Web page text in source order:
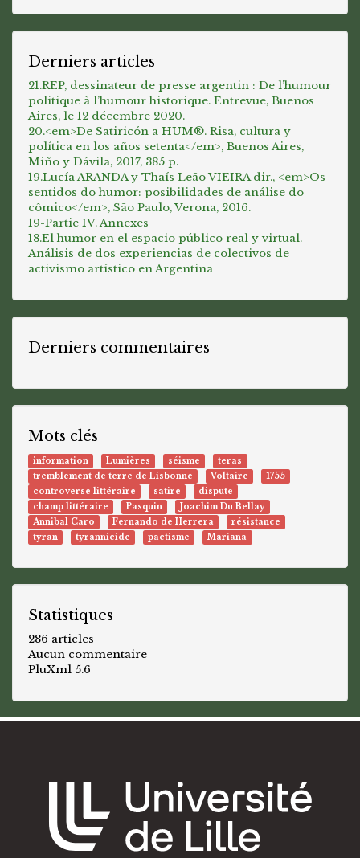
Derniers articles
21.REP, dessinateur de presse argentin : De l’humour
politique à l’humour historique. Entrevue, Buenos
Aires, le 12 décembre 2020.
20.<em>De Satiricón a HUM®. Risa, cultura y
política en los años setenta</em>, Buenos Aires,
Miño y Dávila, 2017, 385 p.
19.Lucía ARANDA y Thaís Leão VIEIRA dir., <em>Os
sentidos do humor: posibilidades de análise do
cômico</em>, São Paulo, Verona, 2016.
19-Partie IV. Annexes
18.El humor en el espacio público real y virtual.
Análisis de dos experiencias de colectivos de
activismo artístico en Argentina
Derniers commentaires
Mots clés
information Lumières séisme
teras
tremblement de terre de Lisbonne
Voltaire
1755
controverse littéraire
satire
dispute
champ littéraire
Pasquin
Joachim Du Bellay
Annibal Caro
Fernando de Herrera
résistance
tyran
tyrannicide pactisme Mariana
Statistiques
286 articles
Aucun commentaire
PluXml 5.6